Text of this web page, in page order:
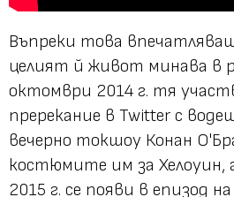
Въпреки това
целият й живот минава в
октомври 2014 г. тя
пререкание в Twitter с
вечерно токшоу Конан
костюмите им за Хелоуин,
2015 г. се появи в епизод